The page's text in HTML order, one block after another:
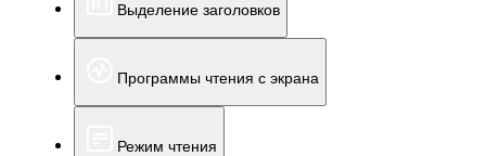
Выделение заголовков
Программы чтения с экрана
Режим чтения